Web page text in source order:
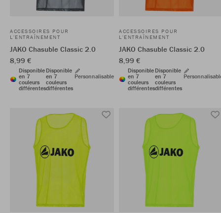
ACCESSOIRES POUR
L'ENTRAÎNEMENT
JAKO Chasuble Classic 2.0
8,99 €
Disponible
en 7
couleurs
différentes
Disponible
en 7
couleurs
différentes
Personnalisable
ACCESSOIRES POUR
L'ENTRAÎNEMENT
JAKO Chasuble Classic 2.0
8,99 €
Disponible
en 7
couleurs
différentes
Disponible
en 7
couleurs
différentes